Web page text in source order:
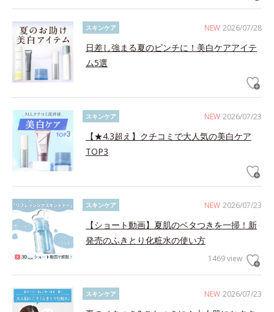
NEW 2026/07/28
スキンケア
日差し強まる夏のピンチに！美白ケアアイテ
ム5選
NEW 2026/07/23
スキンケア
【★4.3超え】クチコミで大人気の美白ケア
TOP3
NEW 2026/07/23
スキンケア
【ショート動画】夏肌のベタつきを一掃！新
発売のふきとり化粧水の使い方
1469 view
NEW 2026/07/23
スキンケア